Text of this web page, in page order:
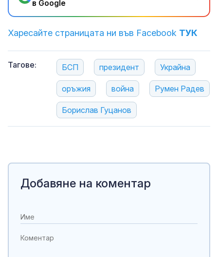
в Google
Харесайте страницата ни във Facebook ТУК
Тагове: БСП президент Украйна
оръжия война Румен Радев
Борислав Гуцанов
Добавяне на коментар